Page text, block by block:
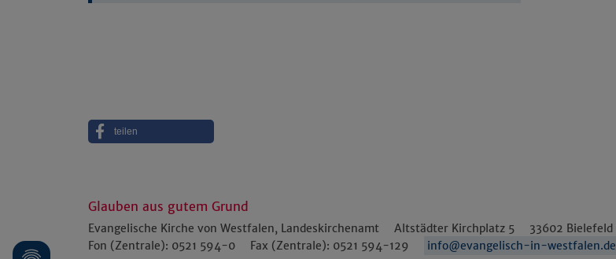
teilen
Glauben aus gutem Grund
Evangelische Kirche von Westfalen, Landeskirchenamt Altstädter Kirchplatz 5 33602 Bielefeld
Fon (Zentrale): 0521 594-0 Fax (Zentrale): 0521 594-129 info@evangelisch-in-westfalen.de